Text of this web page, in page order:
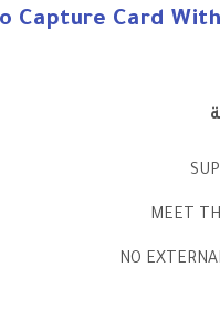
Capture Card
MEET
NO